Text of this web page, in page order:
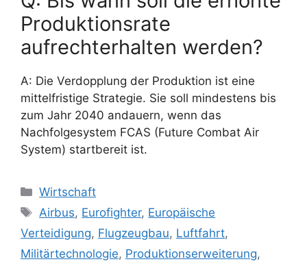
Produktionsrate
aufrechterhalten werden?
A: Die Verdopplung der Produktion ist eine
mittelfristige Strategie. Sie soll mindestens bis
zum Jahr 2040 andauern, wenn das
Nachfolgesystem FCAS (Future Combat Air
System) startbereit ist.
Kategorien
Wirtschaft
Schlagwörter
Airbus, Eurofighter, Europäische
Verteidigung, Flugzeugbau, Luftfahrt,
Militärtechnologie, Produktionserweiterung,